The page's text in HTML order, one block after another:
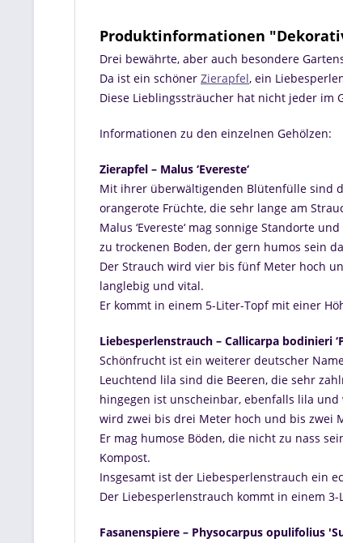
Produktinformationen
Drei bewährte, aber auch besondere
Da ist ein schöner Zierapfel, ein
Diese Lieblingssträucher hat nicht jeder im
Informationen zu den einzelnen Gehölzen:
Zierapfel – Malus ‘Evereste‘
Mit ihrer überwältigenden Blütenfülle sind
orangerote Früchte, die sehr lange am
Malus ‘Evereste‘ mag sonnige Standorte
zu trockenen Boden, der gern humos sein
Der Strauch wird vier bis fünf Meter hoch
langlebig und vital.
Er kommt in einem 5-Liter-Topf mit einer
Liebesperlenstrauch – Callicarpa bodinieri
Schönfrucht ist ein weiterer deutscher
Leuchtend lila sind die Beeren, die sehr
hingegen ist unscheinbar, ebenfalls lila
wird zwei bis drei Meter hoch und bis zwei
Er mag humose Böden, die nicht zu nass
Kompost.
Insgesamt ist der Liebesperlenstrauch ein
Der Liebesperlenstrauch kommt in einem 3-
Fasanenspiere – Physocarpus opulifolius